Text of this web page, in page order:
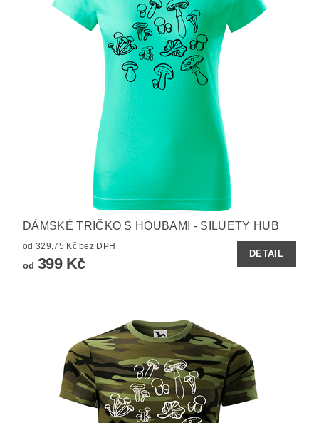
DÁMSKÉ TRIČKO S HOUBAMI - SILUETY HUB
od 329,75 Kč bez DPH
od 399 Kč
DETAIL